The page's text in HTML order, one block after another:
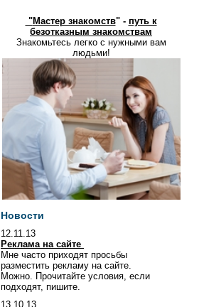
"Мастер знакомств" - путь к
безотказным знакомствам
Знакомьтесь легко с нужными вам
людьми!
Новости
12.11.13
Реклама на сайте
Мне часто приходят просьбы
разместить рекламу на сайте.
Можно. Прочитайте условия, если
подходят, пишите.
13.10.13